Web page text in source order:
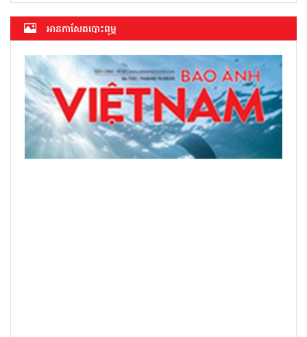
អាន​កាសែត​បោះពុម្ភ